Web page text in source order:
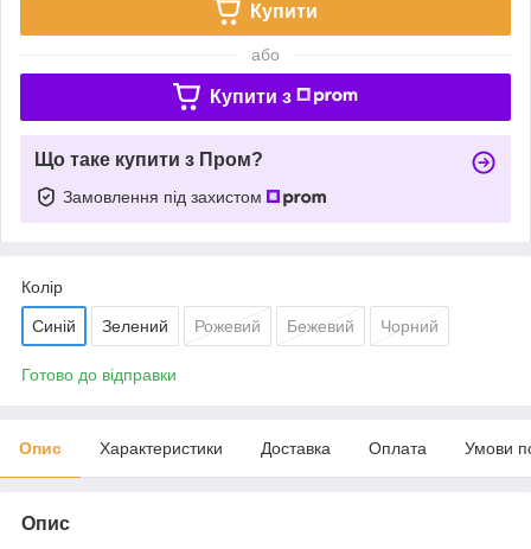
Купити
або
Купити з
Що таке купити з Пром?
Замовлення під захистом
Колір
Синій Зелений Рожевий Бежевий Чорний
Готово до відправки
Опис Характеристики Доставка Оплата Умови
Опис